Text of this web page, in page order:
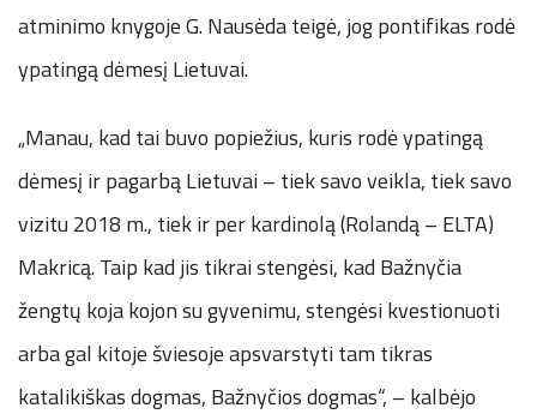
atminimo knygoje G. Nausėda teigė, jog pontifikas rodė
ypatingą dėmesį Lietuvai.
„Manau, kad tai buvo popiežius, kuris rodė ypatingą
dėmesį ir pagarbą Lietuvai – tiek savo veikla, tiek savo
vizitu 2018 m., tiek ir per kardinolą (Rolandą – ELTA)
Makricą. Taip kad jis tikrai stengėsi, kad Bažnyčia
žengtų koja kojon su gyvenimu, stengėsi kvestionuoti
arba gal kitoje šviesoje apsvarstyti tam tikras
katalikiškas dogmas, Bažnyčios dogmas“, – kalbėjo